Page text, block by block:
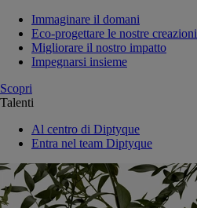
Immaginare il domani
Eco-progettare le nostre creazioni
Migliorare il nostro impatto
Impegnarsi insieme
Scopri
Talenti
Al centro di Diptyque
Entra nel team Diptyque